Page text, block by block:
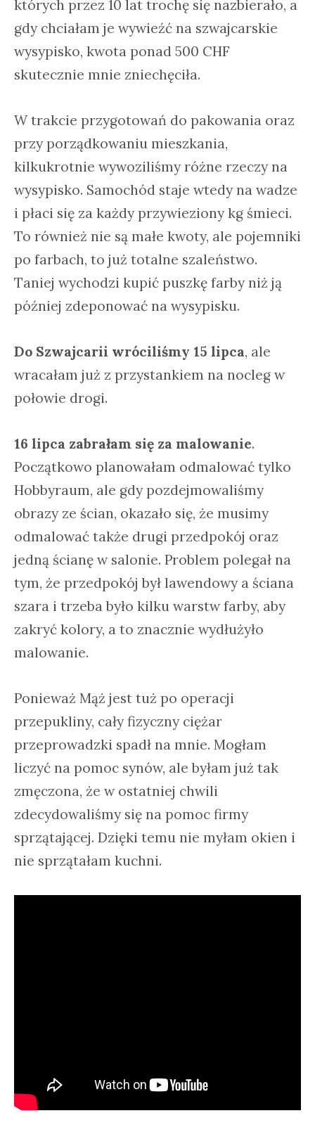
których przez 10 lat trochę się nazbierało, a
gdy chciałam je wywieźć na szwajcarskie
wysypisko, kwota ponad 500 CHF
skutecznie mnie zniechęciła.
W trakcie przygotowań do pakowania oraz
przy porządkowaniu mieszkania,
kilkukrotnie wywoziliśmy różne rzeczy na
wysypisko. Samochód staje wtedy na wadze
i płaci się za każdy przywieziony kg śmieci.
To również nie są małe kwoty, ale pojemniki
po farbach, to już totalne szaleństwo.
Taniej wychodzi kupić puszkę farby niż ją
później zdeponować na wysypisku.
Do Szwajcarii wróciliśmy 15 lipca, ale
wracałam już z przystankiem na nocleg w
połowie drogi.
16 lipca zabrałam się za malowanie.
Początkowo planowałam odmalować tylko
Hobbyraum, ale gdy pozdejmowaliśmy
obrazy ze ścian, okazało się, że musimy
odmalować także drugi przedpokój oraz
jedną ścianę w salonie. Problem polegał na
tym, że przedpokój był lawendowy a ściana
szara i trzeba było kilku warstw farby, aby
zakryć kolory, a to znacznie wydłużyło
malowanie.
Ponieważ Mąż jest tuż po operacji
przepukliny, cały fizyczny ciężar
przeprowadzki spadł na mnie. Mogłam
liczyć na pomoc synów, ale byłam już tak
zmęczona, że w ostatniej chwili
zdecydowaliśmy się na pomoc firmy
sprzątającej. Dzięki temu nie myłam okien i
nie sprzątałam kuchni.